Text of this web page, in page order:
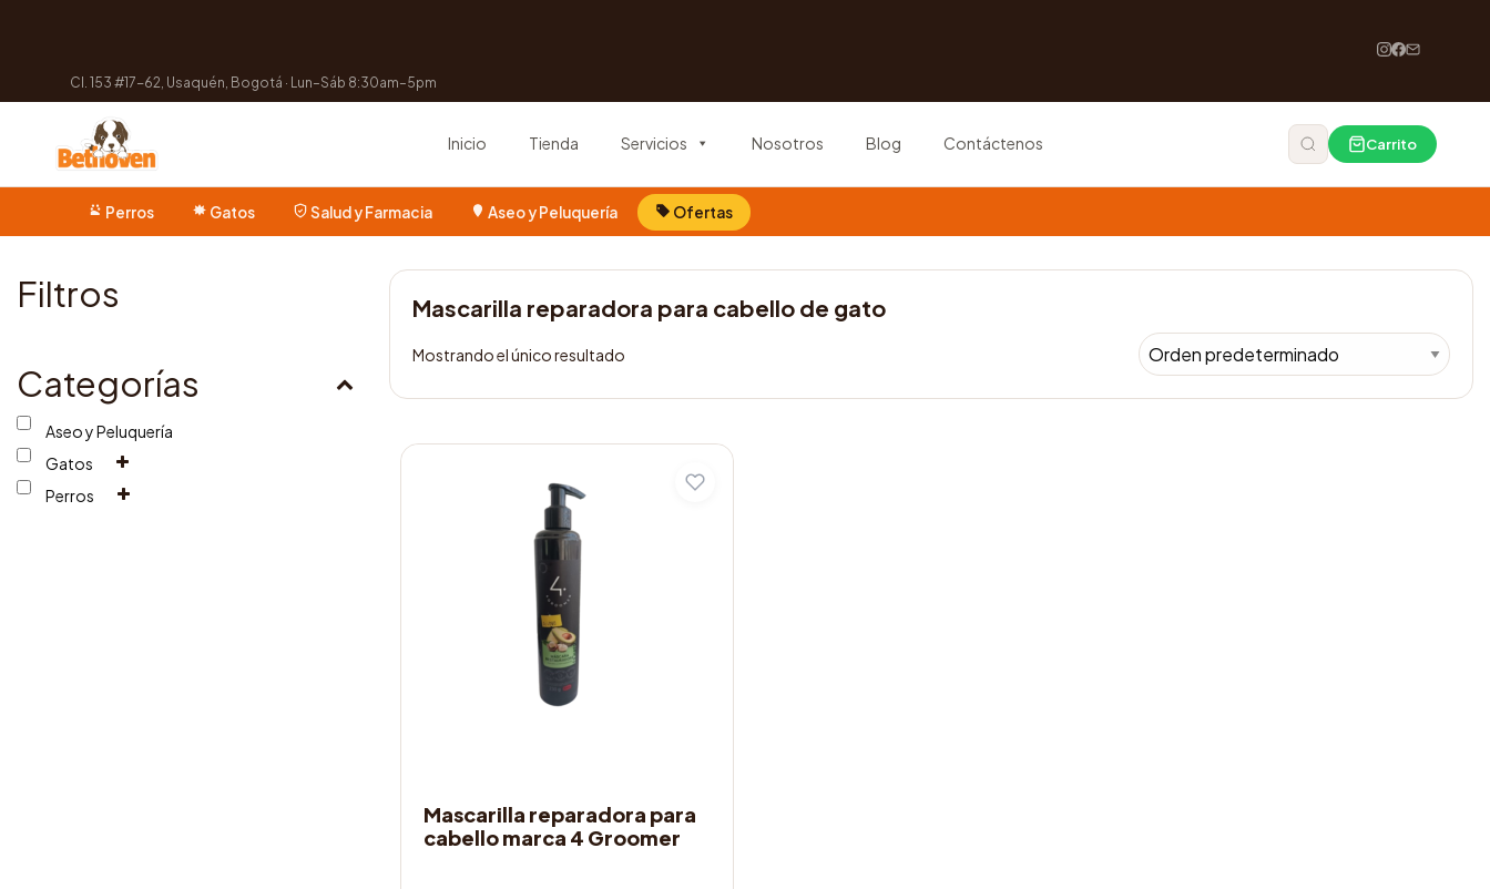
Cl. 153 #17-62, Usaquén, Bogotá · Lun–Sáb 8:30am–5pm
Inicio Tienda Servicios Nosotros Blog Contáctenos Carrito
Perros Gatos Salud y Farmacia Aseo y Peluquería Ofertas
Filtros
Categorías
Aseo y Peluquería
Gatos
Perros
Mascarilla reparadora para cabello de gato
Mostrando el único resultado
Mascarilla reparadora para
cabello marca 4 Groomer